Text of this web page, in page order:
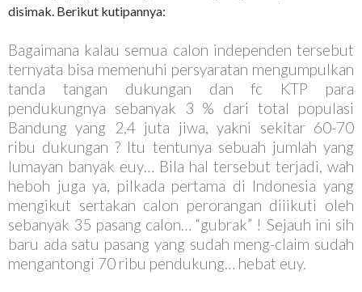
disimak. Berikut kutipannya:
Bagaimana kalau semua calon independen tersebut
ternyata bisa memenuhi persyaratan mengumpulkan
tanda tangan dukungan dan fc KTP para
pendukungnya sebanyak 3 % dari total populasi
Bandung yang 2,4 juta jiwa, yakni sekitar 60-70
ribu dukungan ? Itu tentunya sebuah jumlah yang
lumayan banyak euy… Bila hal tersebut terjadi, wah
heboh juga ya, pilkada pertama di Indonesia yang
mengikut sertakan calon perorangan diiikuti oleh
sebanyak 35 pasang calon… “gubrak” ! Sejauh ini sih
baru ada satu pasang yang sudah meng-claim sudah
mengantongi 70 ribu pendukung… hebat euy.